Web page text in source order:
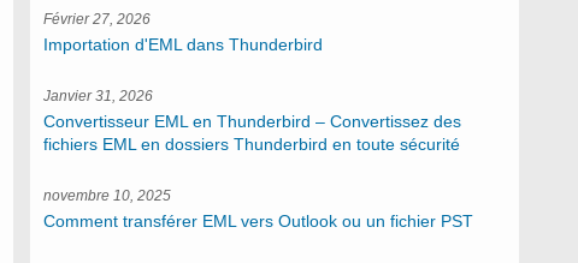
Février 27, 2026
Importation d'EML dans Thunderbird
Janvier 31, 2026
Convertisseur EML en Thunderbird – Convertissez des
fichiers EML en dossiers Thunderbird en toute sécurité
novembre 10, 2025
Comment transférer EML vers Outlook ou un fichier PST